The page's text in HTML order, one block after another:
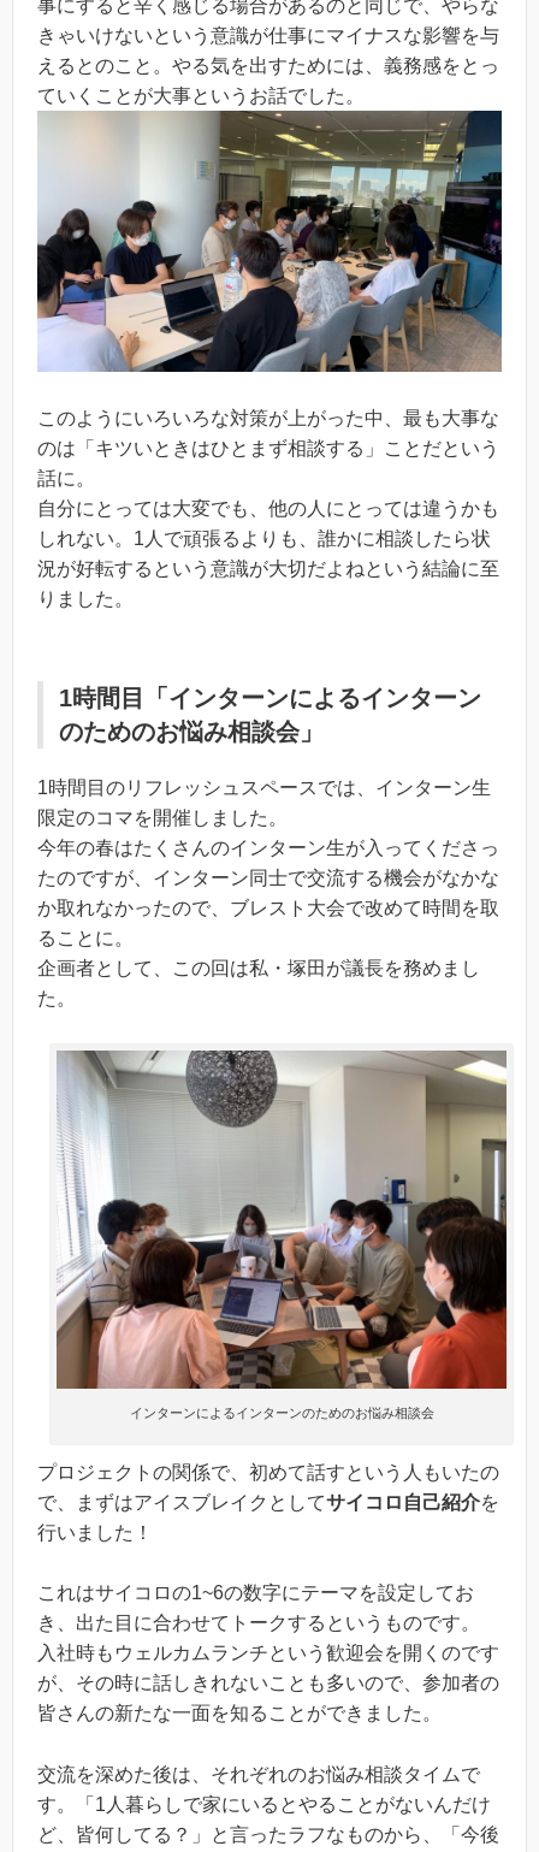
事にすると辛く感じる場合があるのと同じで、やらな
きゃいけないという意識が仕事にマイナスな影響を与
えるとのこと。やる気を出すためには、義務感をとっ
ていくことが大事というお話でした。
このようにいろいろな対策が上がった中、最も大事な
のは「キツいときはひとまず相談する」ことだという
話に。
自分にとっては大変でも、他の人にとっては違うかも
しれない。1人で頑張るよりも、誰かに相談したら状
況が好転するという意識が大切だよねという結論に至
りました。
1時間目「インターンによるインターン
のためのお悩み相談会」
1時間目のリフレッシュスペースでは、インターン生
限定のコマを開催しました。
今年の春はたくさんのインターン生が入ってくださっ
たのですが、インターン同士で交流する機会がなかな
か取れなかったので、ブレスト大会で改めて時間を取
ることに。
企画者として、この回は私・塚田が議長を務めまし
た。
インターンによるインターンのためのお悩み相談会
プロジェクトの関係で、初めて話すという人もいたの
で、まずはアイスブレイクとしてサイコロ自己紹介を
行いました！
これはサイコロの1~6の数字にテーマを設定してお
き、出た目に合わせてトークするというものです。
入社時もウェルカムランチという歓迎会を開くのです
が、その時に話しきれないことも多いので、参加者の
皆さんの新たな一面を知ることができました。
交流を深めた後は、それぞれのお悩み相談タイムで
す。「1人暮らしで家にいるとやることがないんだけ
ど、皆何してる？」と言ったラフなものから、「今後